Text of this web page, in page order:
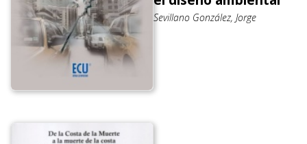
Sevillano González, Jorge